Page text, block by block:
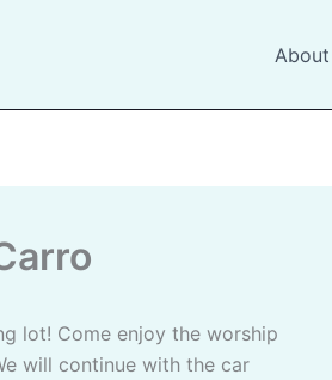
will continue with the car